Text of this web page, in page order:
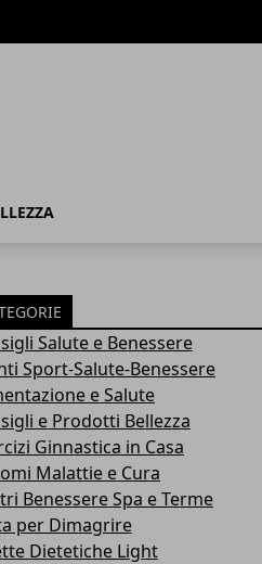
Salute e Benessere
Sport-Salute-Benessere
e Salute
e Prodotti Bellezza
Ginnastica in Casa
Malattie e Cura
Benessere Spa e Terme
per Dimagrire
Dietetiche Light